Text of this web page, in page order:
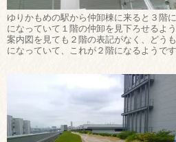
ゆりかもめの駅から仲卸棟に来ると３階
になっていて１階の仲卸を見下ろせるよ
案内図を見ても２階の表記がなく、どう
になっていて、これが２階になるようです